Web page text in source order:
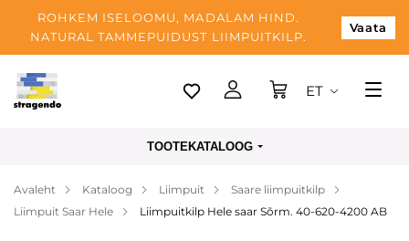
ROHKEM ISELOOMU, MADALAM HIND.
NATURAL TAMMEPUIDUST LIIMPUITKILP.
Vaata
Tallinn
Makse
ET
TOOTEKATALOOG
Avaleht Kataloog Liimpuit
Saare liimpuitkilp
Liimpuit Saar Hele
Liimpuitkilp Hele saar Sõrm. 40-620-4200 AB